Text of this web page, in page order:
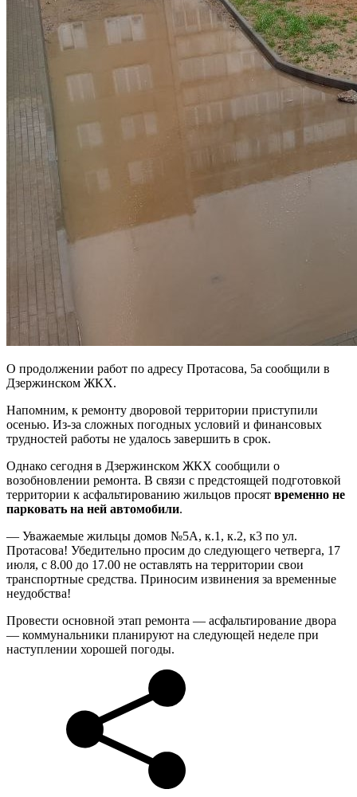
О продолжении работ по адресу Протасова, 5а сообщили в
Дзержинском ЖКХ.
Напомним, к ремонту дворовой территории приступили
осенью. Из-за сложных погодных условий и финансовых
трудностей работы не удалось завершить в срок.
Однако сегодня в Дзержинском ЖКХ сообщили о
возобновлении ремонта. В связи с предстоящей подготовкой
территории к асфальтированию жильцов просят временно не
парковать на ней автомобили.
— Уважаемые жильцы домов №5А, к.1, к.2, к3 по ул.
Протасова! Убедительно просим до следующего четверга, 17
июля, с 8.00 до 17.00 не оставлять на территории свои
транспортные средства. Приносим извинения за временные
неудобства!
Провести основной этап ремонта — асфальтирование двора
— коммунальники планируют на следующей неделе при
наступлении хорошей погоды.